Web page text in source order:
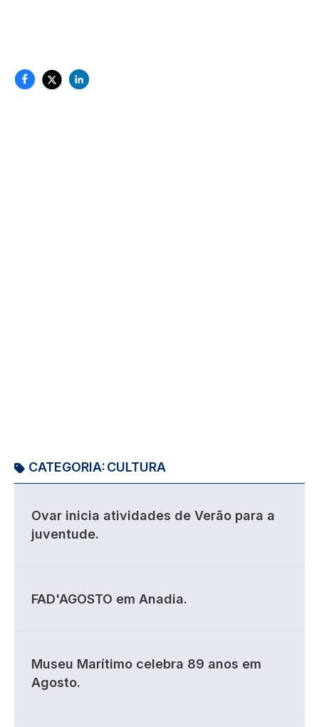
CATEGORIA:CULTURA
Ovar inicia atividades de Verão para a
juventude.
FAD'AGOSTO em Anadia.
Museu Marítimo celebra 89 anos em
Agosto.